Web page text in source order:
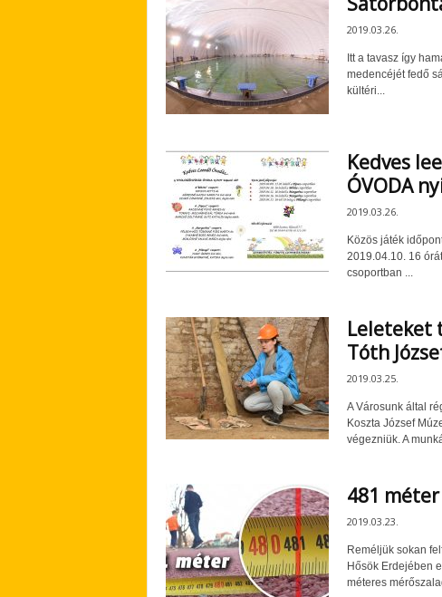
2019.03.26.
Itt a tavasz így
medencéjét fedő
kültéri...
Kedves
ÓVODA
2019.03.26.
Közös játék
2019.04.10. 16
csoportban ...
Leleteket
Tóth
2019.03.25.
A Városunk által
Koszta József
végezniük. A
481
2019.03.23.
Reméljük sokan
Hősök Erdejében
méteres